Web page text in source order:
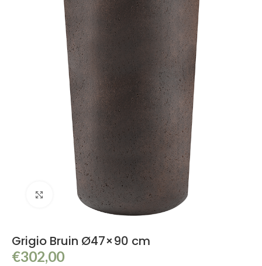
Klik om te vergroten
Grigio Bruin Ø47×90 cm
€302,00